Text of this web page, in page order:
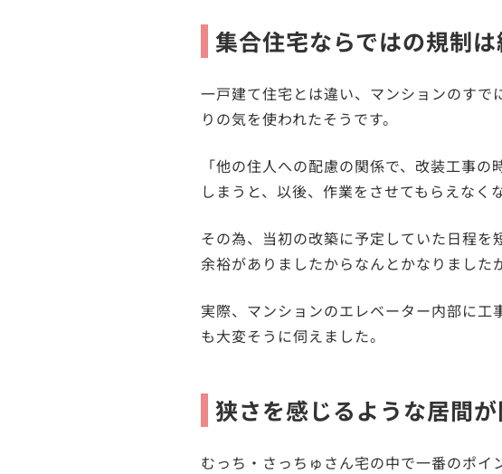
集合住宅ならではの規制
一戸建て住宅とは違い、マンションのす
りの気を使われたそうです。
「他の住人への配慮の関係で、改装工事
しまうと、以後、作業をさせてもらえなく
その為、当初の改築に予定していた日程
余裕がありましたからなんとかなりました
実際、マンションのエレベーター内部に
も大変そうに伺えました。
狭さを感じるような居間
むっち・さっちゅさん宅の中で一番のポイ